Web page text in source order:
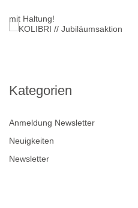
Kategorien
Anmeldung Newsletter
Neuigkeiten
Newsletter